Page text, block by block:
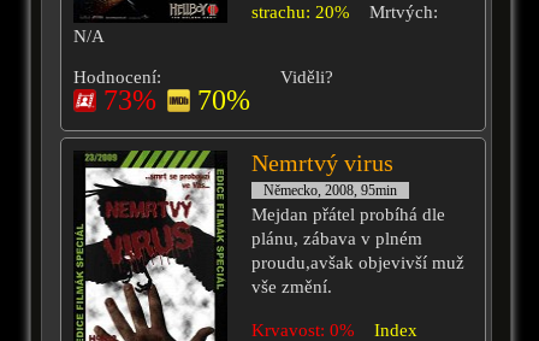
strachu: 20%
Mrtvých:
N/A
Hodnocení:
73% 70%
Viděli?
Nemrtvý virus
Německo, 2008, 95min
Mejdan přátel probíhá dle
plánu, zábava v plném
proudu,avšak objevivší muž
vše změní.
Krvavost: 0%
Index